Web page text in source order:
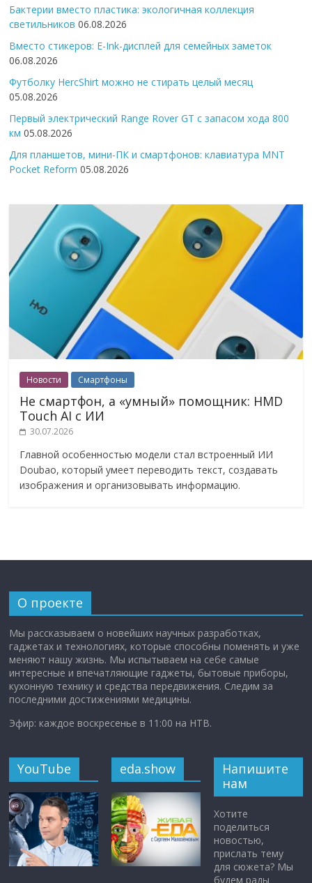
Бактерии вместо пластика: экологичная коллекция
светильников 06.08.2026
Вместо стикеров: E-Ink-дисплей для семейных заметок
06.08.2026
Футболку HercShirt можно не стирать целый месяц
05.08.2026
Первый электрический Range Rover GT с запасом хода 800
км 05.08.2026
Для планшетов, мини-ПК и смартфонов: клавиатура MNT
Pocket Reform 05.08.2026
Новости Смартфоны
Не смартфон, а «умный» помощник: HMD
Touch AI с ИИ
30.07.2026
Главной особенностью модели стал встроенный ИИ
Doubao, который умеет переводить текст, создавать
изображения и организовывать информацию.
О проекте
Мы рассказываем о новейших научных разработках,
гаджетах и технологиях, которые способны поменять и уже
меняют нашу жизнь. Мы испытываем на себе самые
интересные и впечатляющие гаджеты, бытовые приборы,
кухонную технику и средства передвижения. Следим за
последними достижениями медицины.
Эфир: каждое воскресенье в 11:00 на НТВ.
YouTube eda.show
Напишите
нам
Хотите
поделиться
новостью,
прислать тему
для сюжета? Мы
будем рады